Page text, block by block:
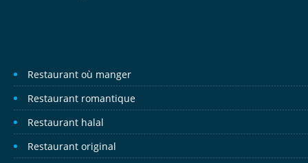
Restaurant où manger
Restaurant romantique
Restaurant halal
Restaurant original